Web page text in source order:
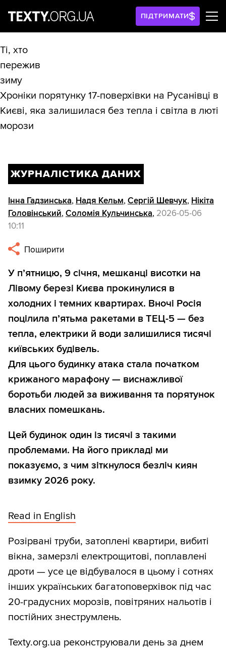
ПІДТРИМАТИ
ЖУРНАЛІСТИКА ДАНИХ
Інна Гадзинська, Надя Кельм, Сергій Шевчук, Нікіта
Головінський, Соломія Кульчинська, 2026-05-06
10:11
Поширити
У п’ятницю, 9 січня, мешканці висотки на
Лівому березі Києва прокинулися в
холодних і темних квартирах. Вночі Росія
поцілила п’ятьма ракетами в ТЕЦ-5 — без
тепла, електрики й води залишилися тисячі
київських будівель.
Для цього будинку атака стала початком
крижаного марафону — виснажливої
боротьби людей за виживання та порятунок
власних помешкань.
Цей будинок один із тисячі з такими
проблемами. На його прикладі ми
показуємо, з чим зіткнулося безліч киян
взимку 2026 року.
Ті, хто
пережив
зиму
Хроніки порятунку 17-поверхівки на Русанівці в
Києві, яка залишилася без тепла і світла в люті
морози
Read in English
Розірвані труби, затоплені квартири, вибиті
вікна, замерзлі електрощитові, поплавлені
дроти — усе це відбувалося в цьому і сотнях
інших українських багатоповерхівок під час
20-градусних морозів, повітряних нальотів і
постійних знеструмлень.
Texty.org.ua реконструювали день за днем